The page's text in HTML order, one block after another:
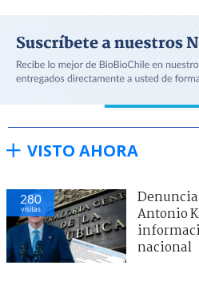
VISTO AHORA
280
visitas
Antonio
nacional